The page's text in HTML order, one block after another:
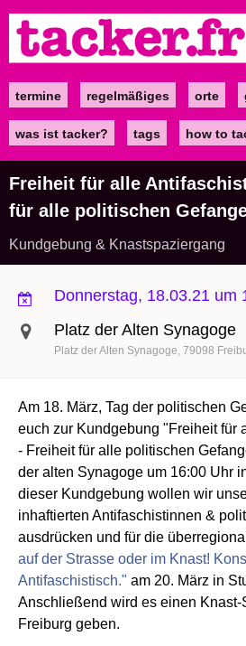
zum
Inhalt
Maintermine regelmäßiges orte
was ist tacker? tags how to
Freiheit für alle
für alle politischen
Kundgebung & Knastspaziergang
Donnerstag, 18.03.21 um
Platz der Alten Synagoge
Platz der Alten Synagoge 79098
Am 18. März, Tag der politischen
euch zur Kundgebung "Freiheit für
- Freiheit für alle politischen
der alten Synagoge um 16:00 Uhr
dieser Kundgebung wollen wir
inhaftierten Antifaschistinnen &
ausdrücken und für die
auf der Strasse oder im Knast!
Antifaschistisch." am 20. März in
Anschließend wird es einen Knast-
Freiburg geben.